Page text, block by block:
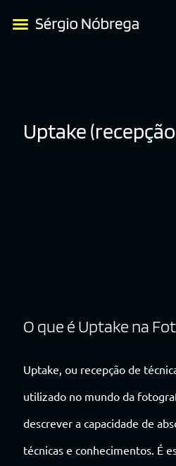
Uptake
O que é Uptake na
Uptake, ou recepção de
utilizado no mundo da
descrever a capacidade de
técnicas e conhecimentos. É